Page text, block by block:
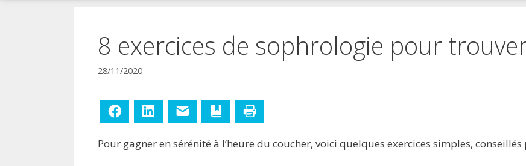
8 exercices de sophrologie pour
28/11/2020
Facebook LinkedIn Ajouter aux favoris
Pour gagner en sérénité à l’heure du coucher, voici quelques exercices simples,